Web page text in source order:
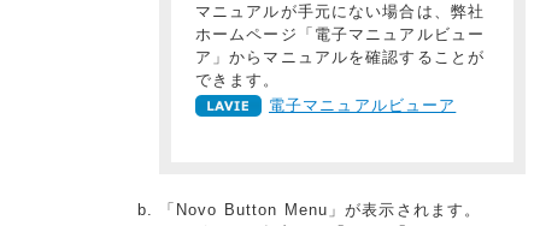
マニュアルが手元にない場合は、弊社
ホームページ「電子マニュアルビュー
ア」からマニュアルを確認することが
できます。
電子マニュアルビューア
「Novo Button Menu」が表示されます。